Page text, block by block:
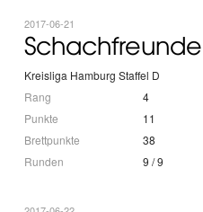
2017-06-21
Kreisliga Hamburg Staffel D
Rang
4
Punkte
11
Brettpunkte
38
Runden
9 / 9